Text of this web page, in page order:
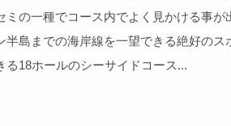
ミの一種でコース内でよく見かける事
半島までの海岸線を一望できる絶好の
る18ホールのシーサイドコース...